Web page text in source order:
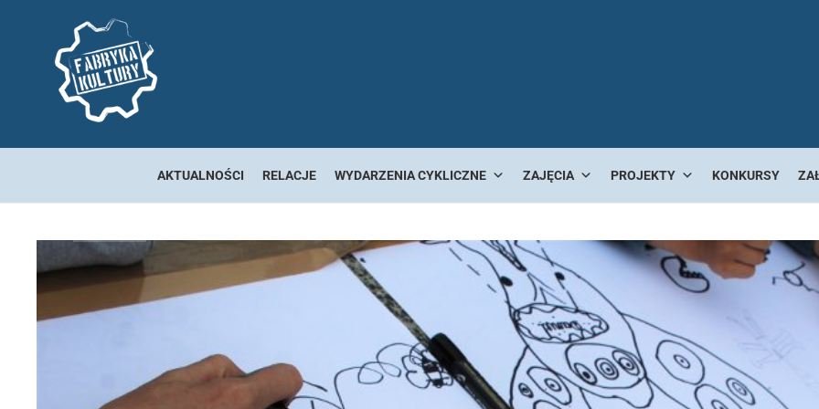
AKTUALNOŚCI RELACJE WYDARZENIA CYKLICZNE ZAJĘCIA PROJEKTY KONKURSY